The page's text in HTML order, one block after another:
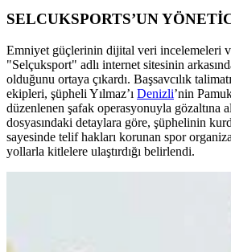
SELCUKSPORTS’UN
Emniyet güçlerinin dijital veri incelemeleri
"Selçuksport" adlı internet sitesinin
olduğunu ortaya çıkardı. Başsavcılık
ekipleri, şüpheli Yılmaz’ı Denizli’nin
düzenlenen şafak operasyonuyla gözaltına
dosyasındaki detaylara göre, şüphelinin
sayesinde telif hakları korunan spor
yollarla kitlelere ulaştırdığı belirlendi.